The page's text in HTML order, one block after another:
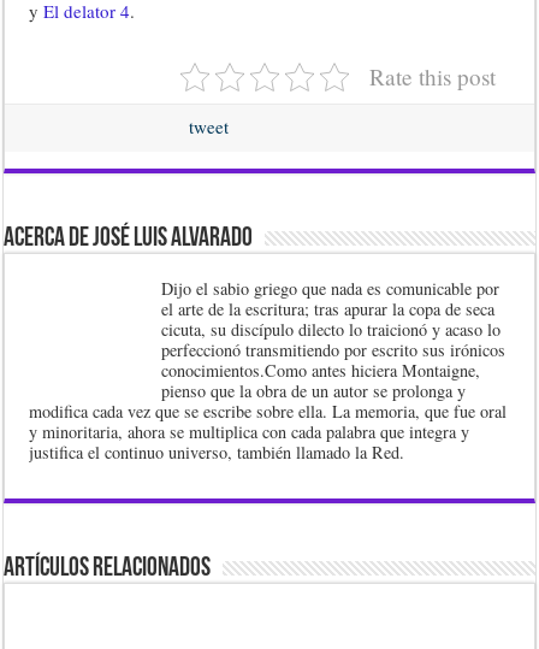
yEl delator 4.
Rate this post
tweet
Acerca de José Luis Alvarado
Dijo el sabio griego que nada es comunicable por
el arte de la escritura; tras apurar la copa de seca
cicuta, su discípulo dilecto lo traicionó y acaso lo
perfeccionó transmitiendo por escrito sus irónicos
conocimientos.Como antes hiciera Montaigne,
pienso que la obra de un autor se prolonga y
modifica cada vez que se escribe sobre ella. La memoria, que fue oral
y minoritaria, ahora se multiplica con cada palabra que integra y
justifica el continuo universo, también llamado la Red.
Artículos Relacionados